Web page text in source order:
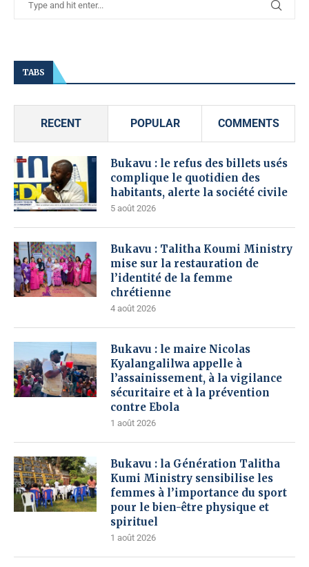
TABS
RECENT POPULAR COMMENTS
Bukavu : le refus des billets usés
complique le quotidien des
habitants, alerte la société civile
5 août 2026
Bukavu : Talitha Koumi Ministry
mise sur la restauration de
l’identité de la femme
chrétienne
4 août 2026
Bukavu : le maire Nicolas
Kyalangalilwa appelle à
l’assainissement, à la vigilance
sécuritaire et à la prévention
contre Ebola
1 août 2026
Bukavu : la Génération Talitha
Kumi Ministry sensibilise les
femmes à l’importance du sport
pour le bien-être physique et
spirituel
1 août 2026